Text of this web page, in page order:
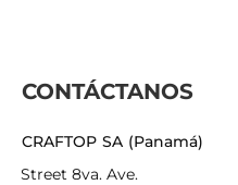
CONTÁCTANOS
CRAFTOP SA (Panamá)
Street 8va. Ave.